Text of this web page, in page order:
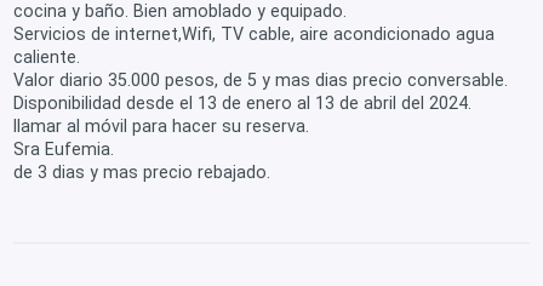
cocina y baño. Bien amoblado y equipado.
Servicios de internet,Wifi, TV cable, aire acondicionado agua
caliente.
Valor diario 35.000 pesos, de 5 y mas dias precio conversable.
Disponibilidad desde el 13 de enero al 13 de abril del 2024.
llamar al móvil para hacer su reserva.
Sra Eufemia.
de 3 dias y mas precio rebajado.